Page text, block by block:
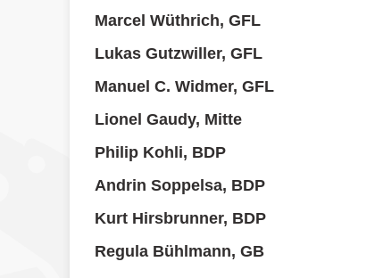
Marcel Wüthrich, GFL
Lukas Gutzwiller, GFL
Manuel C. Widmer, GFL
Lionel Gaudy, Mitte
Philip Kohli, BDP
Andrin Soppelsa, BDP
Kurt Hirsbrunner, BDP
Regula Bühlmann, GB